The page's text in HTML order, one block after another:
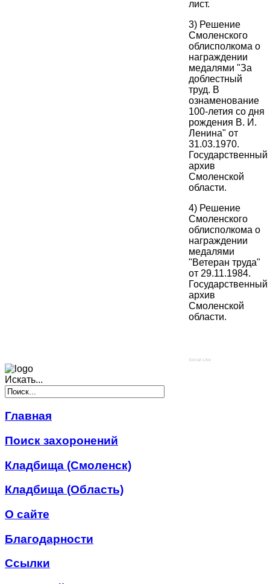
лист.
3) Решение
Смоленского
облисполкома о
награждении
медалями "За
доблестный
труд. В
ознаменование
100-летия со дня
рождения В. И.
Ленина" от
31.03.1970.
Государственный
архив
Смоленской
области.
4) Решение
Смоленского
облисполкома о
награждении
медалями
"Ветеран труда"
от 29.11.1984.
Государственный
архив
Смоленской
области.
Social Like
Искать...
Главная
Поиск захоронений
Кладбища (Смоленск)
Кладбища (Область)
О сайте
Благодарности
Ссылки